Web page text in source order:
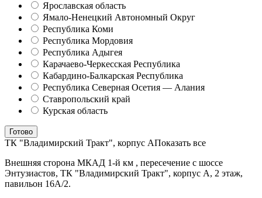
Ярославская область
Ямало-Ненецкий Автономный Округ
Республика Коми
Республика Мордовия
Республика Адыгея
Карачаево-Черкесская Республика
Кабардино-Балкарская Республика
Республика Северная Осетия — Алания
Ставропольский край
Курская область
Готово
ТК "Владимирский Тракт", корпус АПоказать все
Внешняя сторона МКАД 1-й км , пересечение с шоссе
Энтузиастов, ТК "Владимирский Тракт", корпус А, 2 этаж,
павильон 16А/2.